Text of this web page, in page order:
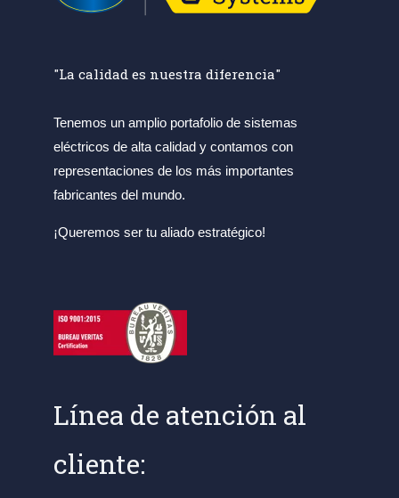
"La calidad es nuestra diferencia"
Tenemos un amplio portafolio de sistemas
eléctricos de alta calidad y contamos con
representaciones de los más importantes
fabricantes del mundo.
¡Queremos ser tu aliado estratégico!
Línea de atención al
cliente: